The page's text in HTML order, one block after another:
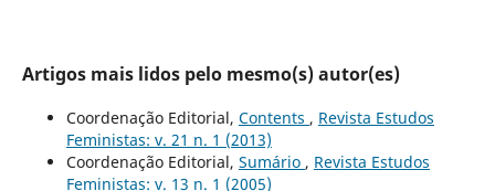
Artigos mais lidos pelo mesmo(s) autor(es)
Coordenação Editorial, Contents , Revista Estudos
Feministas: v. 21 n. 1 (2013)
Coordenação Editorial, Sumário , Revista Estudos
Feministas: v. 13 n. 1 (2005)